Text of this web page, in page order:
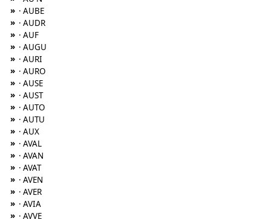
» · AUBE
» · AUDR
» · AUF
» · AUGU
» · AURI
» · AURO
» · AUSE
» · AUST
» · AUTO
» · AUTU
» · AUX
» · AVAL
» · AVAN
» · AVAT
» · AVEN
» · AVER
» · AVIA
» · AVVE